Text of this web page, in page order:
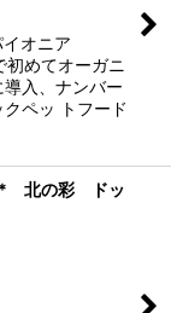
オニア
めてオーガニ
入、ナンバー
ペッ トフード
* 北の彩 ドッ